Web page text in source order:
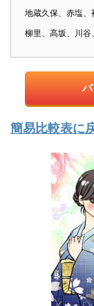
地蔵久保、赤塩、
柳里、高坂、川
簡易比較表に